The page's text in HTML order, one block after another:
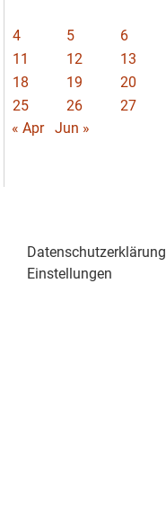
4
5 6
11
12 13
18
19 20
25
26 27
« Apr
Jun »
Datenschutzerklärung
Einstellungen